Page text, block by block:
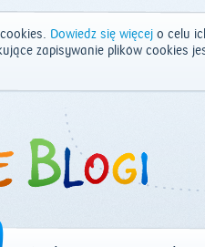
Dowiedz się więcejo celu
zapisywanie plików cookies